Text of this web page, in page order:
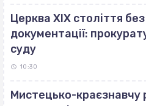
Церква ХІХ століття
документації:
суду
10:30
Мистецько-краєзнавчу